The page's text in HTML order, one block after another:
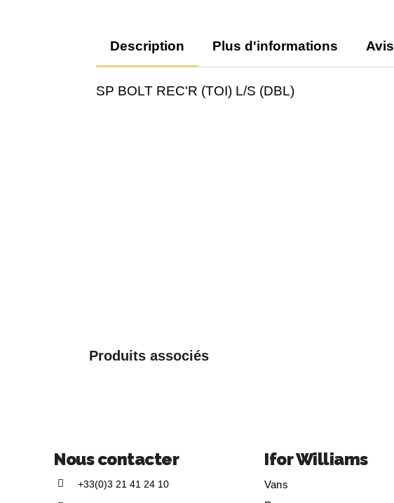
Description Plus d'informations Avis
SP BOLT REC'R (TOI) L/S (DBL)
Produits associés
Nous contacter
+33(0)3 21 41 24 10
Ifor Williams
Vans